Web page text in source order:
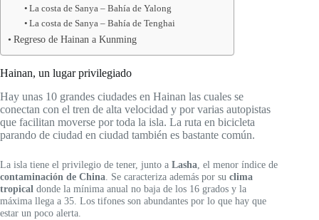
La costa de Sanya – Bahía de Yalong
La costa de Sanya – Bahía de Tenghai
Regreso de Hainan a Kunming
Hainan, un lugar privilegiado
Hay unas 10 grandes ciudades en Hainan las cuales se
conectan con el tren de alta velocidad y por varias autopistas
que facilitan moverse por toda la isla. La ruta en bicicleta
parando de ciudad en ciudad también es bastante común.
La isla tiene el privilegio de tener, junto a Lasha , el menor índice de
contaminación de China . Se caracteriza además por su clima
tropical donde la mínima anual no baja de los 16 grados y la
máxima llega a 35. Los tifones son abundantes por lo que hay que
estar un poco alerta.